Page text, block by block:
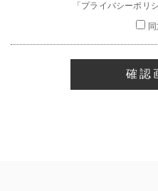
「プライバシーポリ